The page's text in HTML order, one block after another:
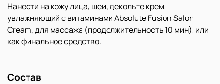
Нанести на кожу лица, шеи, декольте крем,
увлажняющий с витаминами Absolute Fusion Salon
Cream, для массажа (продолжительность 10 мин), или
как финальное средство.
Состав